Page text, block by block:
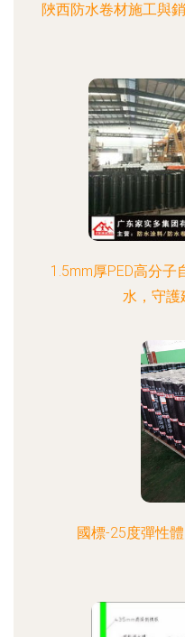
陜西防水卷材施工與
1.5mm厚PED高分
水，守護
國標-25度彈性